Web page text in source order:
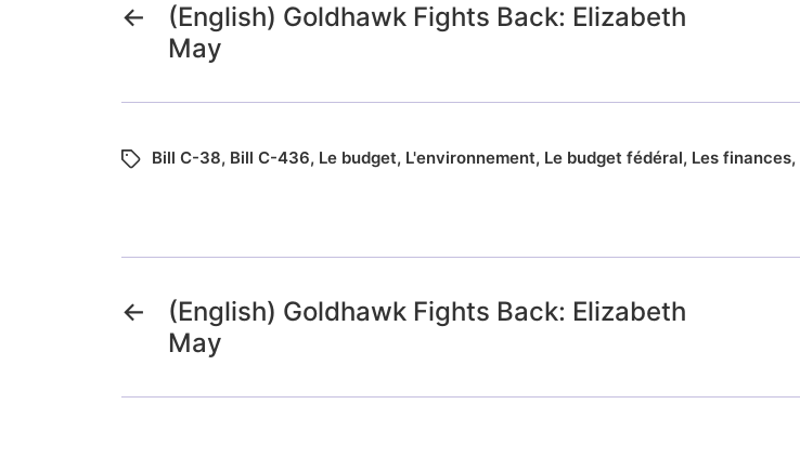
←
(English) Goldhawk Fights Back: Elizabeth
May
Bill C-38, Bill C-436, Le budget, L'environnement, Le budget fédéral, Les finances,
←
(English) Goldhawk Fights Back: Elizabeth
May